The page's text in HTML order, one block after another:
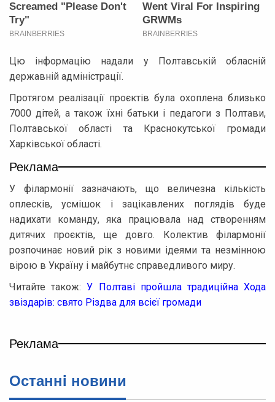
Цю інформацію надали у Полтавській обласній
державній адміністрації.
Протягом реалізації проєктів була охоплена близько
7000 дітей, а також їхні батьки і педагоги з Полтави,
Полтавської області та Краснокутської громади
Харківської області.
Реклама
У філармонії зазначають, що величезна кількість
оплесків, усмішок і зацікавлених поглядів буде
надихати команду, яка працювала над створенням
дитячих проєктів, ще довго. Колектив філармонії
розпочинає новий рік з новими ідеями та незмінною
вірою в Україну і майбутнє справедливого миру.
Читайте також:У Полтаві пройшла традиційна Хода
звіздарів: свято Різдва для всієї громади
Реклама
Останнi новини